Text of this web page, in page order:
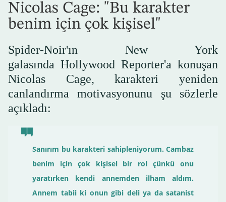
Nicolas Cage: "Bu karakter
benim için çok kişisel"
Spider-Noir'ın New York
galasında Hollywood Reporter'a konuşan
Nicolas Cage, karakteri yeniden
canlandırma motivasyonunu şu sözlerle
açıkladı:
Sanırım bu karakteri sahipleniyorum. Cambaz
benim için çok kişisel bir rol çünkü onu
yaratırken kendi annemden ilham aldım.
Annem tabii ki onun gibi deli ya da satanist